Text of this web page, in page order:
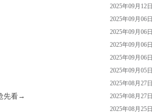
2025年09月12日
2025年09月06日
2025年09月06日
2025年09月06日
2025年09月06日
2025年09月05日
2025年08月27日
2025年08月27日
先看→
2025年08月25日